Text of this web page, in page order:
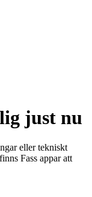
just nu
eller tekniskt
Fass appar att